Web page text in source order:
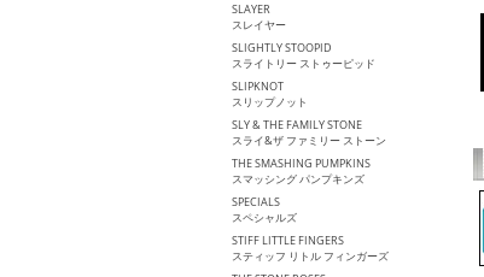
SLAYER
スレイヤー
SLIGHTLY STOOPID
スライトリー ストゥーピッド
SLIPKNOT
スリップノット
SLY & THE FAMILY STONE
スライ&ザ ファミリー ストーン
THE SMASHING PUMPKINS
スマッシング パンプキンズ
SPECIALS
スペシャルズ
STIFF LITTLE FINGERS
スティッフ リトル フィンガーズ